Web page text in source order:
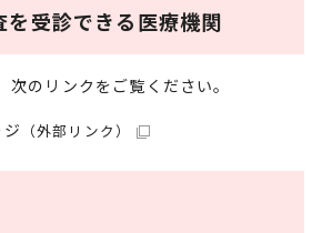
を受診できる医療機関
のリンクをご覧ください。
（外部リンク）